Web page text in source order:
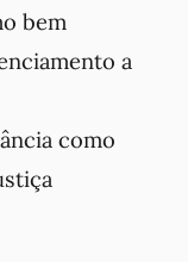
bem
a
como